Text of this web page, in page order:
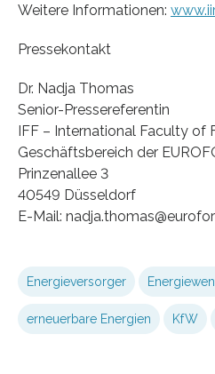
Weitere Informationen:
Pressekontakt
Dr. Nadja Thomas
Senior-Pressereferentin
IFF – International Faculty of
Geschäftsbereich der
Prinzenallee 3
40549 Düsseldorf
E-Mail:
Energieversorger
erneuerbare Energien KfW